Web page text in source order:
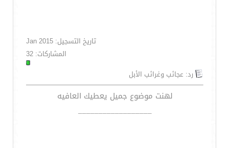
تاريخ التسجيل: Jan 2015
المشاركات: 32
رد: عجائب وغرائب الأبل
لهنت موضوع جميل يعطيك العافيه
__________________